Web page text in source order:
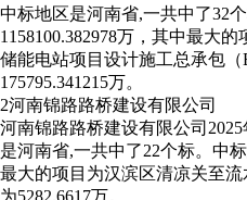
中标地区是河南省,一共中了32
1158100.382978万，其中最大
储能电站项目设计施工总承包（
175795.341215万。
2河南锦路路桥建设有限公司
河南锦路路桥建设有限公司
是河南省,一共中了22个标。中
最大的项目为汉滨区清凉关至
为5282.6617万。